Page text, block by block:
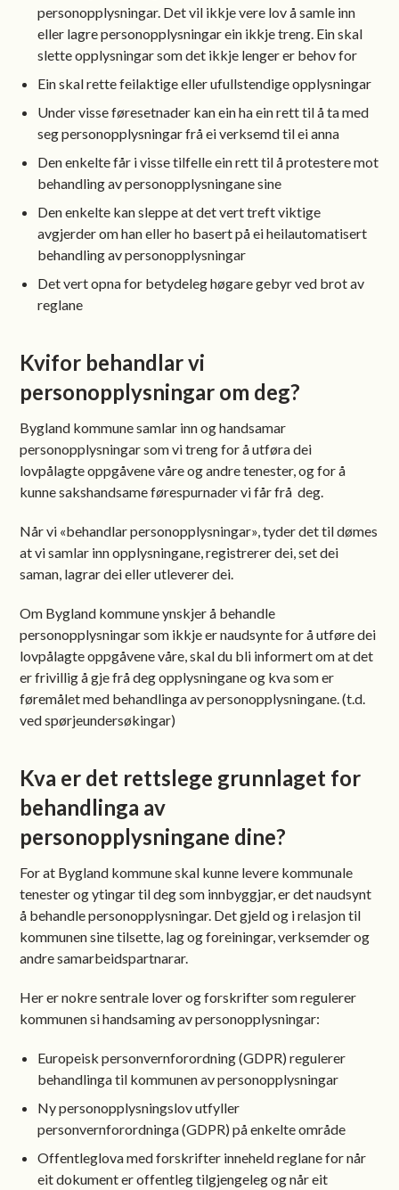
personopplysningar. Det vil ikkje vere lov å samle inn
eller lagre personopplysningar ein ikkje treng. Ein skal
slette opplysningar som det ikkje lenger er behov for
Ein skal rette feilaktige eller ufullstendige opplysningar
Under visse føresetnader kan ein ha ein rett til å ta med
seg personopplysningar frå ei verksemd til ei anna
Den enkelte får i visse tilfelle ein rett til å protestere mot
behandling av personopplysningane sine
Den enkelte kan sleppe at det vert treft viktige
avgjerder om han eller ho basert på ei heilautomatisert
behandling av personopplysningar
Det vert opna for betydeleg høgare gebyr ved brot av
reglane
Kvifor behandlar vi
personopplysningar om deg?
Bygland kommune samlar inn og handsamar
personopplysningar som vi treng for å utføra dei
lovpålagte oppgåvene våre og andre tenester, og for å
kunne sakshandsame førespurnader vi får frå deg.
Når vi «behandlar personopplysningar», tyder det til dømes
at vi samlar inn opplysningane, registrerer dei, set dei
saman, lagrar dei eller utleverer dei.
Om Bygland kommune ynskjer å behandle
personopplysningar som ikkje er naudsynte for å utføre dei
lovpålagte oppgåvene våre, skal du bli informert om at det
er frivillig å gje frå deg opplysningane og kva som er
føremålet med behandlinga av personopplysningane. (t.d.
ved spørjeundersøkingar)
Kva er det rettslege grunnlaget for
behandlinga av
personopplysningane dine?
For at Bygland kommune skal kunne levere kommunale
tenester og ytingar til deg som innbyggjar, er det naudsynt
å behandle personopplysningar. Det gjeld og i relasjon til
kommunen sine tilsette, lag og foreiningar, verksemder og
andre samarbeidspartnarar.
Her er nokre sentrale lover og forskrifter som regulerer
kommunen si handsaming av personopplysningar:
Europeisk personvernforordning (GDPR) regulerer
behandlinga til kommunen av personopplysningar
Ny personopplysningslov utfyller
personvernforordninga (GDPR) på enkelte område
Offentleglova med forskrifter inneheld reglane for når
eit dokument er offentleg tilgjengeleg og når eit